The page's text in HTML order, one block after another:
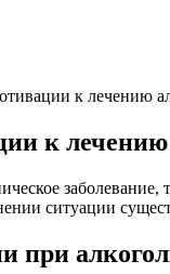
к лечению
к лечению
ситуации
при